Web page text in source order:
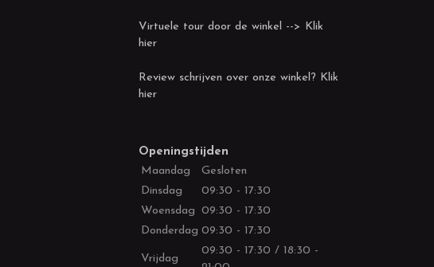
Virtuele tour door de winkel --> Klik
hier
Review schrijven over onze winkel? Klik
hier
Openingstijden
Maandag
Gesloten
Dinsdag
09:30 - 17:30
Woensdag 09:30 - 17:30
Donderdag 09:30 - 17:30
Vrijdag
09:30 - 17:30 / 18:30 -